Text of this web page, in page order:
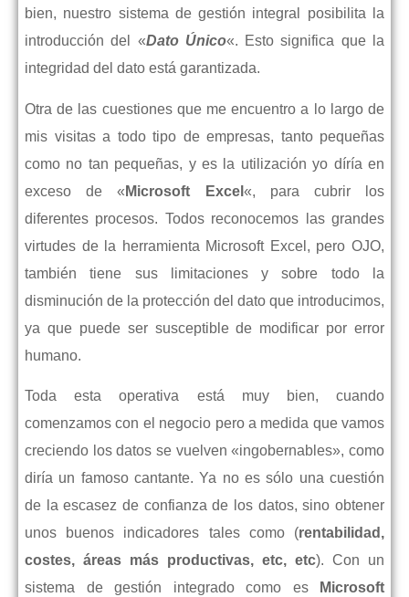
bien, nuestro sistema de gestión integral posibilita la
introducción del «Dato Único«. Esto significa que la
integridad del dato está garantizada.
Otra de las cuestiones que me encuentro a lo largo de
mis visitas a todo tipo de empresas, tanto pequeñas
como no tan pequeñas, y es la utilización yo díría en
exceso de « Microsoft Excel «, para cubrir los
diferentes procesos. Todos reconocemos las grandes
virtudes de la herramienta Microsoft Excel, pero OJO,
también tiene sus limitaciones y sobre todo la
disminución de la protección del dato que introducimos,
ya que puede ser susceptible de modificar por error
humano.
Toda esta operativa está muy bien, cuando
comenzamos con el negocio pero a medida que vamos
creciendo los datos se vuelven «ingobernables», como
diría un famoso cantante. Ya no es sólo una cuestión
de la escasez de confianza de los datos, sino obtener
unos buenos indicadores tales como (rentabilidad,
costes, áreas más productivas, etc, etc). Con un
sistema de gestión integrado como es
Microsoft